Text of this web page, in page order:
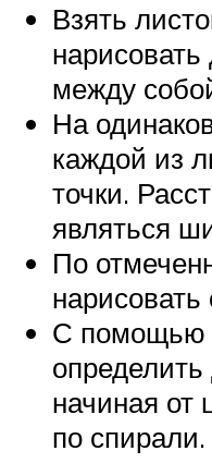
Взять
между
На
каждой из
точки.
являться
По
нарисовать
С помощью
начиная от
по